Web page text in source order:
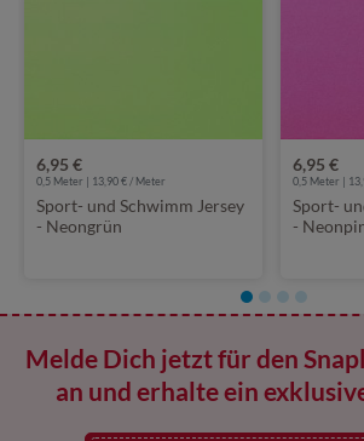
6,95 €
0,5 Meter | 13,90 € / Meter
Sport- und Schwimm Jersey
- Neongrün
6,95 €
0,5 Meter |
Sport-
-
Melde Dich jetzt für den
an und erhalte ein